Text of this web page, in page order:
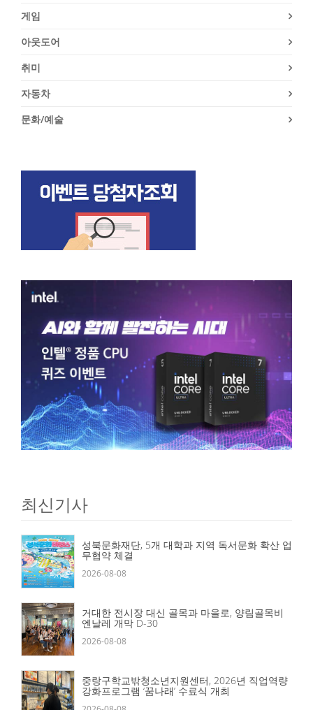
게임
아웃도어
취미
자동차
문화/예술
최신기사
성북문화재단, 5개 대학과 지역 독서문화 확산 업
무협약 체결
2026-08-08
거대한 전시장 대신 골목과 마을로, 양림골목비
엔날레 개막 D-30
2026-08-08
중랑구학교밖청소년지원센터, 2026년 직업역량
강화프로그램 ‘꿈나래’ 수료식 개최